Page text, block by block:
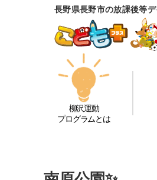
長野県長野市の放課後等
柳沢運動
プログラムとは